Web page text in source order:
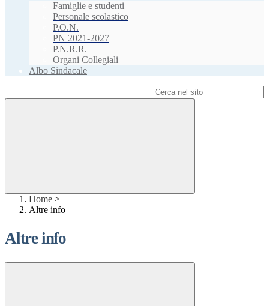
Famiglie e studenti
Personale scolastico
P.O.N.
PN 2021-2027
P.N.R.R.
Organi Collegiali
Albo Sindacale
Home >
Altre info
Altre info